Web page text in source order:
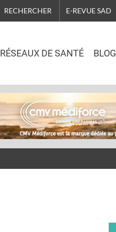
RECHERCHER E-REVUE SAD
RÉSEAUX DE SANTÉ BLOG